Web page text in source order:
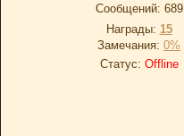
Сообщений: 689
Награды: 15
Замечания: 0%
Статус: Offline